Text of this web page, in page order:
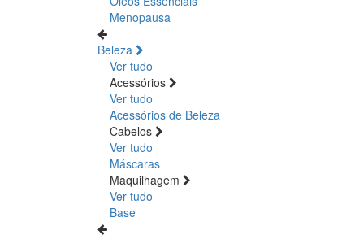
Menopausa
Beleza
Ver tudo
Acessórios
Ver tudo
Acessórios de Beleza
Cabelos
Ver tudo
Máscaras
Maquilhagem
Ver tudo
Base